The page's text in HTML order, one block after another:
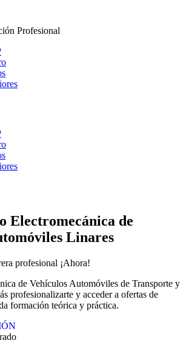
Profesional
Electromecánica de
Linares
profesional ¡Ahora!
de Vehículos Automóviles de Transporte y
profesionalizarte y acceder a ofertas de
formación teórica y práctica.